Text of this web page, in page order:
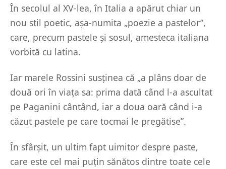
În secolul al XV-lea, în Italia a apărut chiar un
nou stil poetic, așa-numita „poezie a pastelor”,
care, precum pastele și sosul, amesteca italiana
vorbită cu latina.
Iar marele Rossini susținea că „a plâns doar de
două ori în viața sa: prima dată când l-a ascultat
pe Paganini cântând, iar a doua oară când i-a
căzut pastele pe care tocmai le pregătise”.
În sfârșit, un ultim fapt uimitor despre paste,
care este cel mai puțin sănătos dintre toate cele